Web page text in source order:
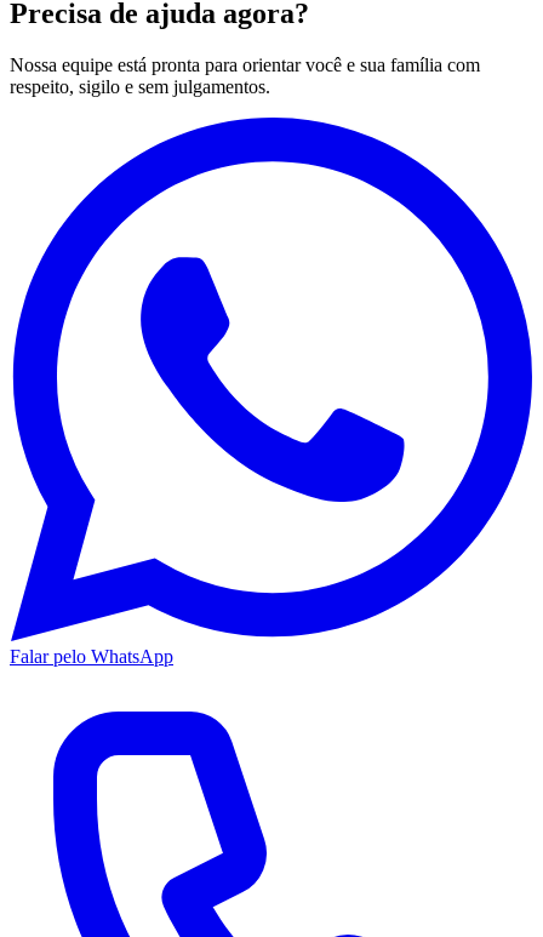
Precisa de ajuda agora?
Nossa equipe está pronta para orientar você e sua família com
respeito, sigilo e sem julgamentos.
Falar pelo WhatsApp